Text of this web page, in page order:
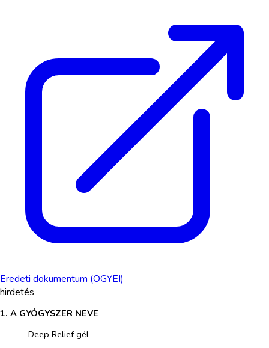
Eredeti dokumentum (OGYEI)
hirdetés
1. A GYÓGYSZER NEVE
Deep Relief gél